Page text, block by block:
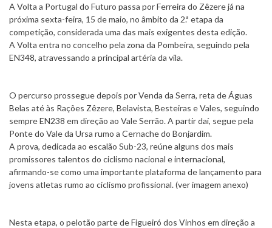
A Volta a Portugal do Futuro passa por Ferreira do Zêzere já na
próxima sexta-feira, 15 de maio, no âmbito da 2.ª etapa da
competição, considerada uma das mais exigentes desta edição.
A Volta entra no concelho pela zona da Pombeira, seguindo pela
EN348, atravessando a principal artéria da vila.
O percurso prossegue depois por Venda da Serra, reta de Águas
Belas até às Rações Zêzere, Belavista, Besteiras e Vales, seguindo
sempre EN238 em direção ao Vale Serrão. A partir daí, segue pela
Ponte do Vale da Ursa rumo a Cernache do Bonjardim.
A prova, dedicada ao escalão Sub-23, reúne alguns dos mais
promissores talentos do ciclismo nacional e internacional,
afirmando-se como uma importante plataforma de lançamento para
jovens atletas rumo ao ciclismo profissional. (ver imagem anexo)
Nesta etapa, o pelotão parte de Figueiró dos Vinhos em direção a